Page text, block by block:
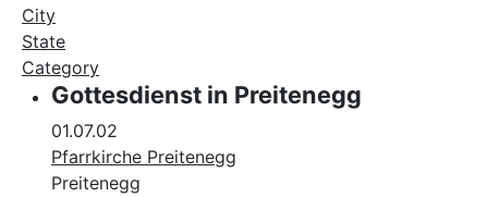
City
State
Category
Gottesdienst in Preitenegg
01.07.02
Pfarrkirche Preitenegg
Preitenegg